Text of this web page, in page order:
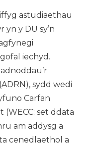
astudiaethau
y DU sy’n
iechyd.
sydd wedi
Carfan
set ddata
am addysg a
cenedlaethol a